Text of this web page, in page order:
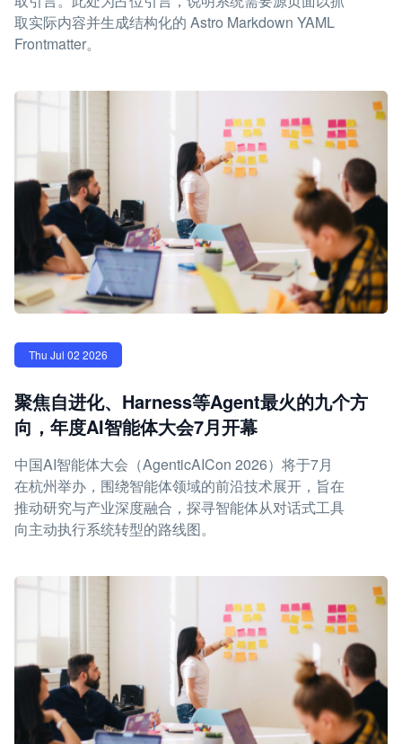
取实际内容并生成结构化的 Astro Markdown YAML
Frontmatter。
Thu Jul 02 2026
聚焦自进化、Harness等Agent最火的九个方
向，年度AI智能体大会7月开幕
中国AI智能体大会（AgenticAICon 2026）将于7月
在杭州举办，围绕智能体领域的前沿技术展开，旨在
推动研究与产业深度融合，探寻智能体从对话式工具
向主动执行系统转型的路线图。